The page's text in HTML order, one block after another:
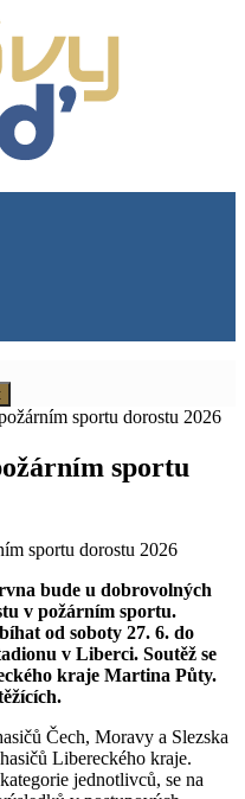
sportu dorostu 2026
sportu
bude u dobrovolných
v požárním sportu.
od soboty 27. 6. do
v Liberci. Soutěž se
kraje Martina Půty.
Čech, Moravy a Slezska
Libereckého kraje.
jednotlivců, se na